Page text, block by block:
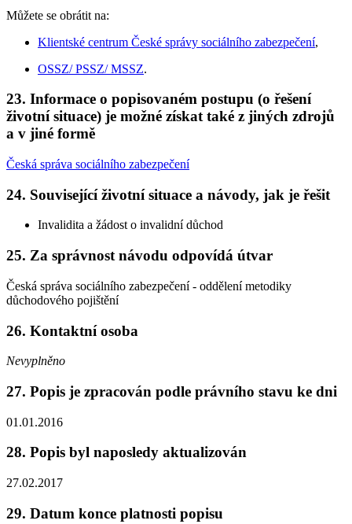
Můžete se obrátit na:
Klientské centrum České správy sociálního zabezpečení,
OSSZ/ PSSZ/ MSSZ.
23. Informace o popisovaném postupu (o řešení
životní situace) je možné získat také z jiných zdrojů
a v jiné formě
Česká správa sociálního zabezpečení
24. Související životní situace a návody, jak je řešit
Invalidita a žádost o invalidní důchod
25. Za správnost návodu odpovídá útvar
Česká správa sociálního zabezpečení - oddělení metodiky
důchodového pojištění
26. Kontaktní osoba
Nevyplněno
27. Popis je zpracován podle právního stavu ke dni
01.01.2016
28. Popis byl naposledy aktualizován
27.02.2017
29. Datum konce platnosti popisu